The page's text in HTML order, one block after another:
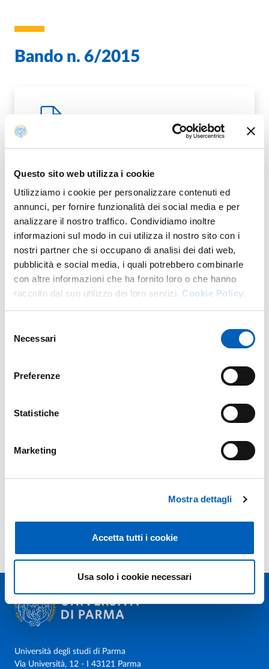
Questo sito web utilizza i cookie
Utilizziamo i cookie per personalizzare contenuti ed
annunci, per fornire funzionalità dei social media e per
analizzare il nostro traffico. Condividiamo inoltre
informazioni sul modo in cui utilizza il nostro sito con i
nostri partner che si occupano di analisi dei dati web,
pubblicità e social media, i quali potrebbero combinarle
con altre informazioni che ha fornito loro o che hanno
raccolto dal suo utilizzo dei loro servizi. Cookie Policy.
delNecessari
Preferenze
Statistiche
Marketing
Mostra dettagli
Accetta tutti i cookie
Usa solo i cookie necessari
Bando n. 6/2015
Modificato il
Università degli studi di Parma
Via Università, 12 - I 43121 Parma